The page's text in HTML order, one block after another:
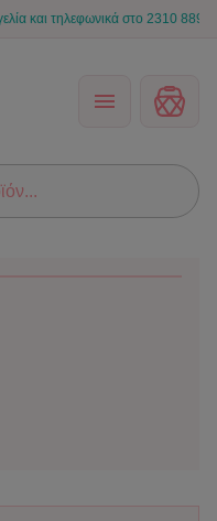
τηλεφωνικά στο 2310 889 566